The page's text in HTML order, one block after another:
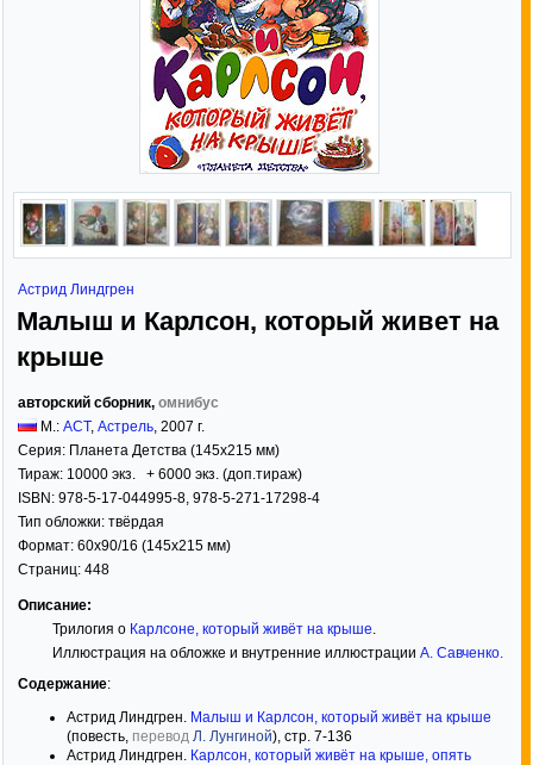
Астрид Линдгрен
Малыш и Карлсон, который живет на
крыше
авторский сборник, омнибус
М.: АСТ, Астрель, 2007 г.
Серия: Планета Детства (145x215 мм)
Тираж: 10000 экз. + 6000 экз. (доп.тираж)
ISBN: 978-5-17-044995-8, 978-5-271-17298-4
Тип обложки: твёрдая
Формат: 60x90/16 (145x215 мм)
Страниц: 448
Описание:
Трилогия о Карлсоне, который живёт на крыше.
Иллюстрация на обложке и внутренние иллюстрации А. Савченко.
Содержание:
Астрид Линдгрен. Малыш и Карлсон, который живёт на крыше
(повесть, перевод Л. Лунгиной), стр. 7-136
Астрид Линдгрен. Карлсон, который живёт на крыше, опять